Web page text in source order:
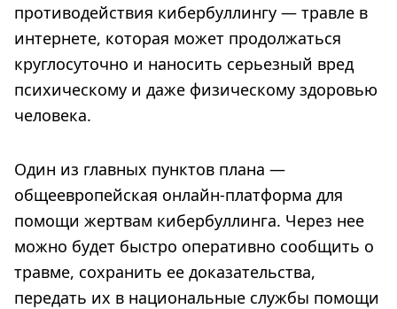
противодействия кибербуллингу — травле в
интернете, которая может продолжаться
круглосуточно и наносить серьезный вред
психическому и даже физическому здоровью
человека.
Один из главных пунктов плана —
общеевропейская онлайн-платформа для
помощи жертвам кибербуллинга. Через нее
можно будет быстро оперативно сообщить о
травме, сохранить ее доказательства,
передать их в национальные службы помощи